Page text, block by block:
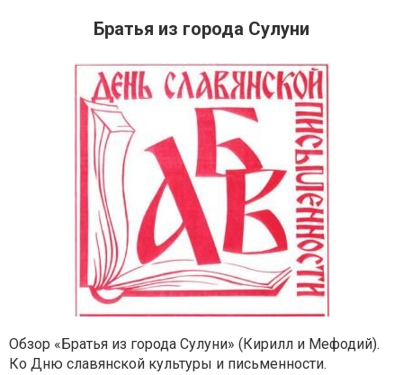
Братья из города Сулуни
Обзор «Братья из города Сулуни» (Кирилл и Мефодий).
Ко Дню славянской культуры и письменности.